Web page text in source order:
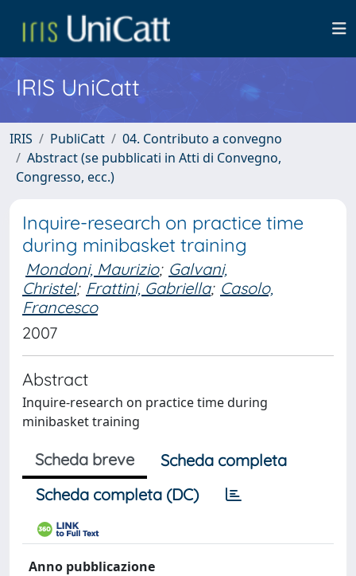
IRIS UniCatt
IRIS PubliCatt
04. Contributo a convegno
Abstract (se pubblicati in Atti di Convegno,
Congresso, ecc.)
Inquire-research on practice time
during minibasket training
Mondoni, Maurizio; Galvani,
Christel; Frattini, Gabriella; Casolo,
Francesco
2007
Abstract
Inquire-research on practice time during
minibasket training
Scheda breve
Scheda completa
Scheda completa (DC)
Anno pubblicazione